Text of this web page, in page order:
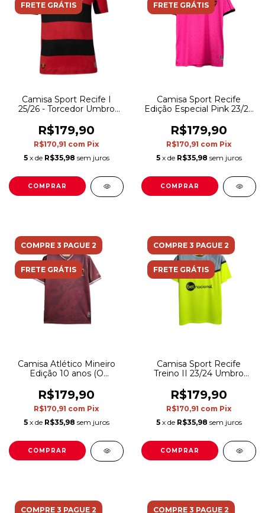
FRETE GRÁTIS
Camisa Sport Recife I
25/26 - Torcedor Umbro
preta
R$179,90
R$170,91 com Pix
5 x de R$35,98 sem juros
COMPRAR
FRETE GRÁTIS
Camisa Sport Recife
Edição Especial Pink 23/24
Masculina - Rosa
R$179,90
R$170,91 com Pix
5 x de R$35,98 sem juros
COMPRAR
COMPRE 3 PAGUE 2
FRETE GRÁTIS
Camisa Atlético Mineiro
Edição 10 anos (O
VICTOR) - Torcedor Le
Coq Sportif Masculina -
Vermelha com detalhes
em dourado e preto
R$179,90
R$170,91 com Pix
5 x de R$35,98 sem juros
COMPRAR
COMPRE 3 PAGUE 2
FRETE GRÁTIS
Camisa Sport Recife
Treino II 23/24 Umbro
Amarela com detalhes em
cinza
R$179,90
R$170,91 com Pix
5 x de R$35,98 sem juros
COMPRAR
COMPRE 3 PAGUE 2 COMPRE 3 PAGUE 2